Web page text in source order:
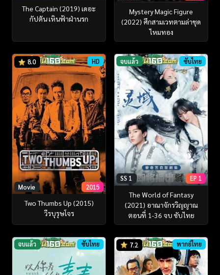
The Captain (2019) เดอะ
กัปตัน เหินฟ้าฝ่านรก
Mystery Magic Figure
(2022) ศึกสามเวทตามล่าชุด
ไหมทอง
8.0 HD
Movie 2015
Two Thumbs Up (2015)
วีรบุรุษโจร
จบแล้ว ซับไทย
SS 1 EP 1
The World of Fantasy
(2021) อาณาจักรวิญญาณ
ตอนที่ 1-36 จบ ซับไทย
จบแล้ว ซับไทย 7.2 พากย์ไทย